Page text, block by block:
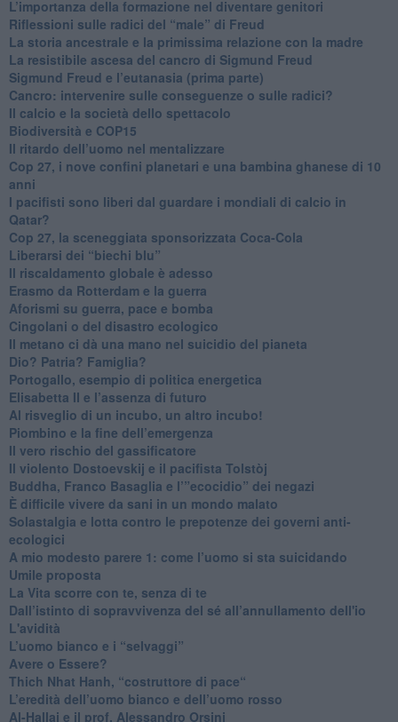
L’importanza della formazione nel diventare genitori
Riflessioni sulle radici del “male” di Freud
​La storia ancestrale e la primissima relazione con la madre
​La resistibile ascesa del cancro di Sigmund Freud
Sigmund Freud e l’eutanasia (prima parte)
Cancro: intervenire sulle conseguenze o sulle radici?
​Il calcio e la società dello spettacolo
Biodiversità e COP15
​Il ritardo dell’uomo nel mentalizzare
​Cop 27, i nove confini planetari e una bambina ghanese di 10
anni
​I pacifisti sono liberi dal guardare i mondiali di calcio in
Qatar?
​Cop 27, la sceneggiata sponsorizzata Coca-Cola
​Liberarsi dei “biechi blu”
Il riscaldamento globale è adesso
​Erasmo da Rotterdam e la guerra
​Aforismi su guerra, pace e bomba
Cingolani o del disastro ecologico
​Il metano ci dà una mano nel suicidio del pianeta
​Dio? Patria? Famiglia?
Portogallo, esempio di politica energetica
​Elisabetta II e l’assenza di futuro
Al risveglio di un incubo, un altro incubo!
​Piombino e la fine dell’emergenza
​Il vero rischio del gassificatore
​Il violento Dostoevskij e il pacifista Tolstòj
​Buddha, Franco Basaglia e l’”ecocidio” dei negazi
​È difficile vivere da sani in un mondo malato
Solastalgia e lotta contro le prepotenze dei governi anti-
ecologici
​A mio modesto parere 1: come l’uomo si sta suicidando
​Umile proposta
​La Vita scorre con te, senza di te
​Dall’istinto di sopravvivenza del sé all’annullamento dell'io
L'avidità
​L’uomo bianco e i “selvaggi”
​Avere o Essere?
​Thich Nhat Hanh, “costruttore di pace“
​L’eredità dell’uomo bianco e dell’uomo rosso
Al-Hallaj e il prof. Alessandro Orsini